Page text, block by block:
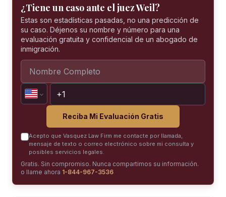
¿Tiene un caso ante el juez Weil?
Estas son estadísticas pasadas, no una predicción de
su caso. Déjenos su nombre y número para una
evaluación gratuita y confidencial de un abogado de
inmigración.
Reciba Mi Evaluación Gratis
Acepto que Vasquez Law Firm me contacte por llamada,
mensaje de texto o correo electrónico sobre mi consulta y
posibles servicios legales.
Gratis. Sin compromiso. Nunca compartimos su información.
o llame ahora 1-844-967-3536